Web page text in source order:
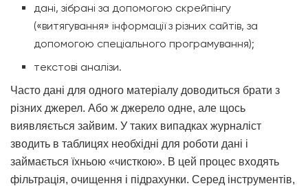
дані, зібрані за допомогою скрейпінгу
(«витягування» інформації з різних сайтів, за
допомогою спеціального програмування);
текстові аналізи.
Часто дані для одного матеріалу доводиться брати з
різних джерел. Або ж джерело одне, але щось
виявляється зайвим. У таких випадках журналіст
зводить в таблицях необхідні для роботи дані і
займається їхньою «чисткою». В цей процес входять
фільтрація, очищення і підрахунки. Серед інструментів,